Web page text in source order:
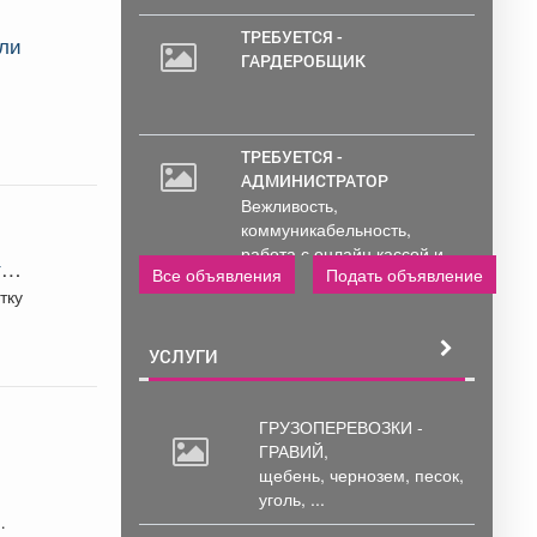
ТРЕБУЕТСЯ -
ГАРДЕРОБЩИК
ТРЕБУЕТСЯ -
АДМИНИСТРАТОР
Вежливость,
коммуникабельность,
работа с онлайн кассой и
ПК (программы...
Все объявления Подать объявление
УСЛУГИ
ГРУЗОПЕРЕВОЗКИ -
ГРАВИЙ,
щебень, чернозем, песок,
уголь, ...